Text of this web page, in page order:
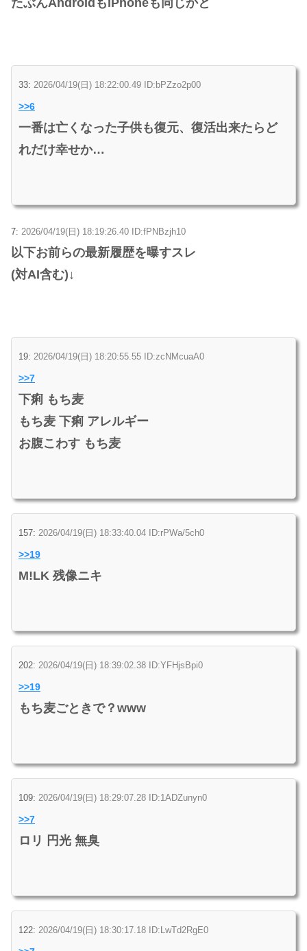
たぶんAndroidもiPhoneも同じかと
33: 2026/04/19(日) 18:22:00.49 ID:bPZzo2p00
>>6
一番は亡くなった子供も復元、復活出来たらど
れだけ幸せか…
7: 2026/04/19(日) 18:19:26.40 ID:fPNBzjh10
以下お前らの最新履歴を曝すスレ
(対AI含む)↓
19: 2026/04/19(日) 18:20:55.55 ID:zcNMcuaA0
>>7
下痢 もち麦
もち麦 下痢 アレルギー
お腹こわす もち麦
157: 2026/04/19(日) 18:33:40.04 ID:rPWa/5ch0
>>19
M!LK 残像ニキ
202: 2026/04/19(日) 18:39:02.38 ID:YFHjsBpi0
>>19
もち麦ごときで？www
109: 2026/04/19(日) 18:29:07.28 ID:1ADZunyn0
>>7
ロリ 円光 無臭
122: 2026/04/19(日) 18:30:17.18 ID:LwTd2RgE0